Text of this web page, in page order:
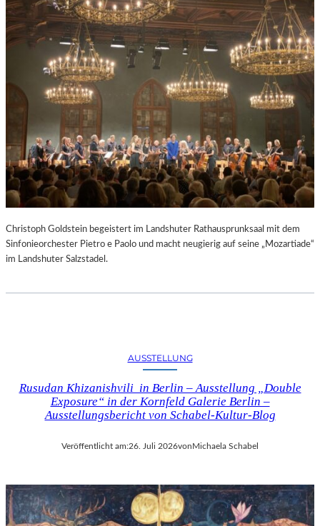
Christoph Goldstein begeistert im Landshuter Rathausprunksaal mit dem
Sinfonieorchester Pietro e Paolo und macht neugierig auf seine „Mozartiade“
im Landshuter Salzstadel.
AUSSTELLUNG
Rusudan Khizanishvili in Berlin – Ausstellung „Double
Exposure“ in der Kornfeld Galerie Berlin –
Ausstellungsbericht von Schabel-Kultur-Blog
Veröffentlicht am:26. Juli 2026vonMichaela Schabel